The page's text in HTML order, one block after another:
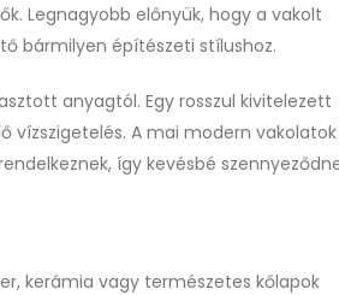
Legnagyobb előnyük, hogy a vakolt
bármilyen építészeti stílushoz.
anyagtól. Egy rosszul kivitelezett
vízszigetelés. A mai modern vakolatok
így kevésbé
kerámia vagy természetes kőlapok